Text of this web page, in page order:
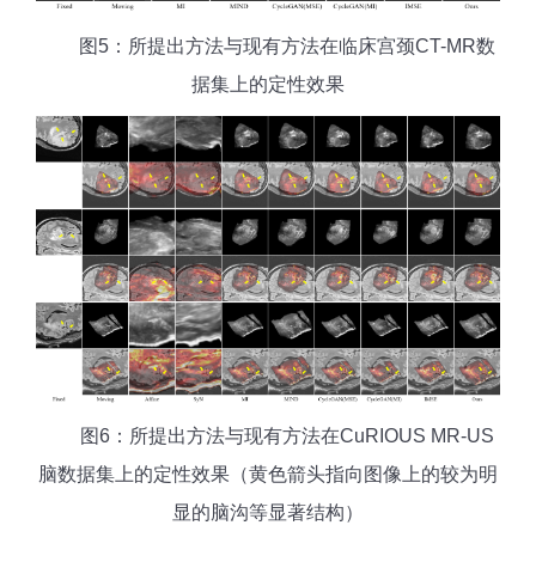
图5：所提出方法与现有方法在临床宫颈CT-MR数
据集上的定性效果
图6：所提出方法与现有方法在CuRIOUS MR-US
脑数据集上的定性效果（黄色箭头指向图像上的较为明
显的脑沟等显著结构）